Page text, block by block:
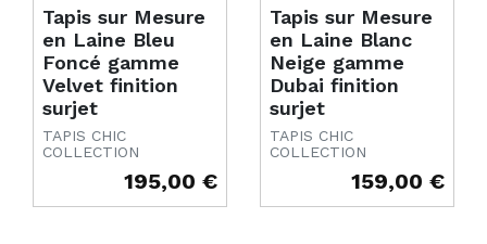
Tapis sur Mesure
en Laine Bleu
Foncé gamme
Velvet finition
surjet
TAPIS CHIC
COLLECTION
195,00 €
Tapis sur Mesure
en Laine Blanc
Neige gamme
Dubai finition
surjet
TAPIS CHIC
COLLECTION
159,00 €